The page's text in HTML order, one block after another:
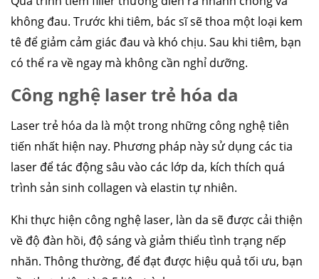
không đau. Trước khi tiêm, bác sĩ sẽ thoa một loại kem
tê để giảm cảm giác đau và khó chịu. Sau khi tiêm, bạn
có thể ra về ngay mà không cần nghỉ dưỡng.
Công nghệ laser trẻ hóa da
Laser trẻ hóa da là một trong những công nghệ tiên
tiến nhất hiện nay. Phương pháp này sử dụng các tia
laser để tác động sâu vào các lớp da, kích thích quá
trình sản sinh collagen và elastin tự nhiên.
Khi thực hiện công nghệ laser, làn da sẽ được cải thiện
về độ đàn hồi, độ sáng và giảm thiểu tình trạng nếp
nhăn. Thông thường, để đạt được hiệu quả tối ưu, bạn